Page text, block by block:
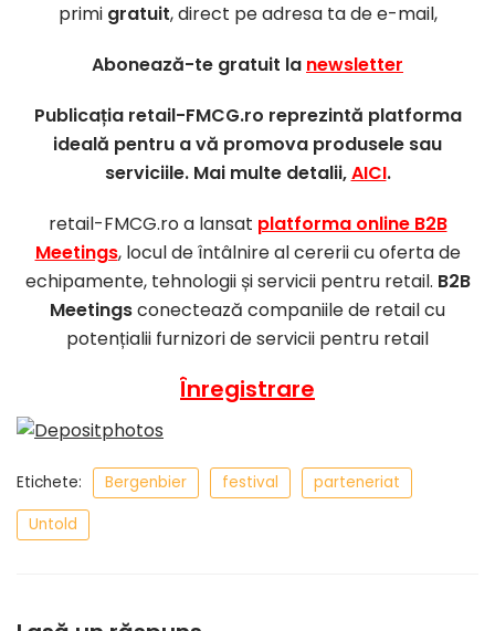
primi gratuit, direct pe adresa ta de e-mail,
Abonează-te gratuit la newsletter
Publicația retail-FMCG.ro reprezintă platforma
ideală pentru a vă promova produsele sau
serviciile. Mai multe detalii,AICI.
retail-FMCG.ro a lansat platforma online B2B
Meetings, locul de întâlnire al cererii cu oferta de
echipamente, tehnologii și servicii pentru retail. B2B
Meetingsconectează companiile de retail cu
potențialii furnizori de servicii pentru retail
Înregistrare
Etichete: Bergenbier festival
parteneriat
Untold